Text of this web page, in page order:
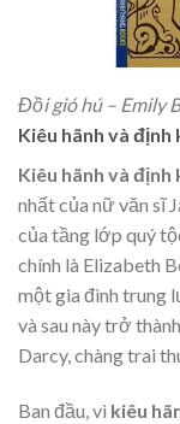
Đồi gió hú – Emily
Kiêu hãnh và định
Kiêu hãnh và định
nhất của nữ văn sĩ
của tầng lớp quý
chính là Elizabeth
một gia đình trung
và sau này trở
Darcy, chàng trai
Ban đầu, vì kiêu